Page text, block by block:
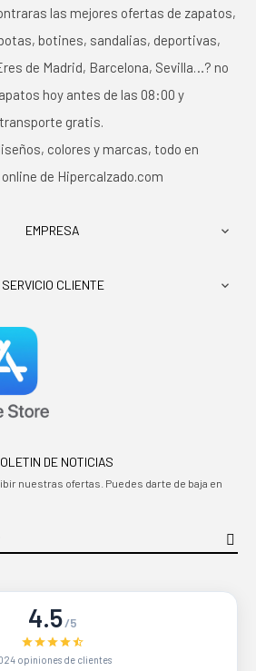
las mejores ofertas de zapatos,
botines, sandalias, deportivas,
de Madrid, Barcelona, Sevilla…? no
hoy antes de las 08:00 y
gratis.
colores y marcas, todo en
de Hipercalzado.com
EMPRESA 
SERVICIO CLIENTE 
DE NOTICIAS
nuestras ofertas. Puedes darte de baja en
4.5/5
opiniones de clientes